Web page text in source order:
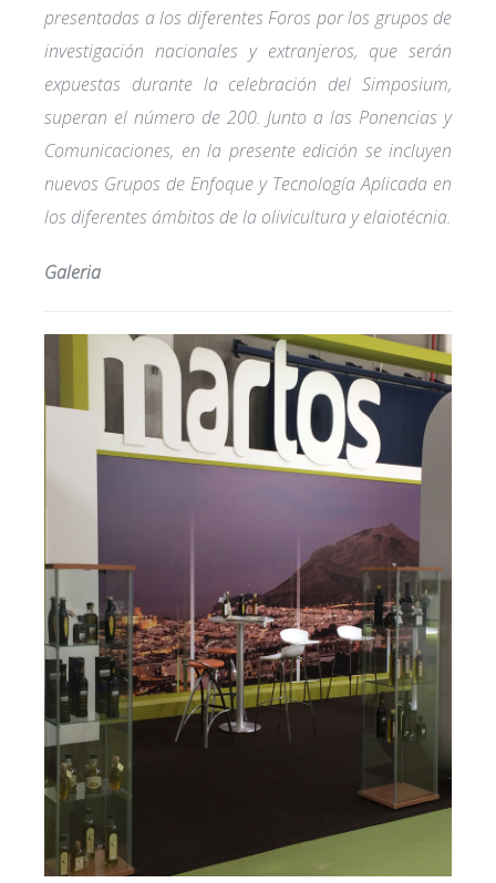
presentadas a los diferentes Foros por los grupos de
investigación nacionales y extranjeros, que serán
expuestas durante la celebración del Simposium,
superan el número de 200. Junto a las Ponencias y
Comunicaciones, en la presente edición se incluyen
nuevos Grupos de Enfoque y Tecnología Aplicada en
los diferentes ámbitos de la olivicultura y elaiotécnia.
Galeria